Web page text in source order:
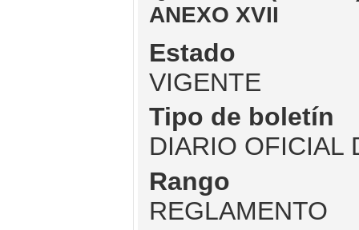
ANEXO XVII
Estado
VIGENTE
Tipo de boletín
DIARIO OFICIAL
Rango
REGLAMENTO